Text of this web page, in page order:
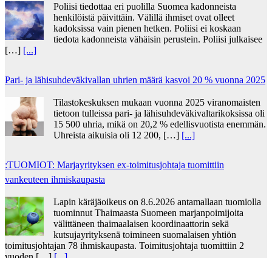
Poliisi tiedottaa eri puolilla Suomea kadonneista
henkilöistä päivittäin. Välillä ihmiset ovat olleet
kadoksissa vain pienen hetken. Poliisi ei koskaan
tiedota kadonneista vähäisin perustein. Poliisi julkaisee
[…] [...]
Pari- ja lähisuhdeväkivallan uhrien määrä kasvoi 20 % vuonna 2025
Tilastokeskuksen mukaan vuonna 2025 viranomaisten
tietoon tulleissa pari- ja lähisuhdeväkivaltarikoksissa oli
15 500 uhria, mikä on 20,2 % edellisvuotista enemmän.
Uhreista aikuisia oli 12 200, […] [...]
:TUOMIOT: Marjayrityksen ex-toimitusjohtaja tuomittiin
vankeuteen ihmiskaupasta
Lapin käräjäoikeus on 8.6.2026 antamallaan tuomiolla
tuominnut Thaimaasta Suomeen marjanpoimijoita
välittäneen thaimaalaisen koordinaattorin sekä
kutsujayrityksenä toimineen suomalaisen yhtiön
toimitusjohtajan 78 ihmiskaupasta. Toimitusjohtaja tuomittiin 2